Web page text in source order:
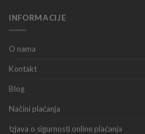
INFORMACIJE
O nama
Kontakt
Blog
Načini plaćanja
Izjava o sigurnosti online plaćanja